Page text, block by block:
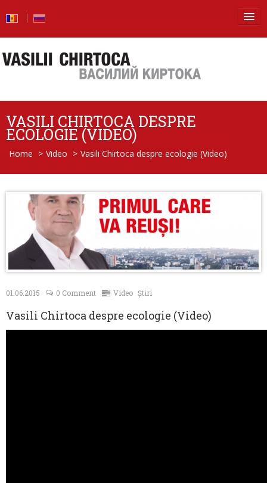
Știri
Blog
Foto
Video
Raport de activitate
Întrebări şi răspunsuri
Despre mine
VASILI CHIRTOCA DESPRE
ECOLOGIE (VIDEO)
Home > Video > Vasili Chirtoca despre ecologie (Video)
01.06.2015 0 Comment Video Știri
Vasili Chirtoca despre ecologie (Video)